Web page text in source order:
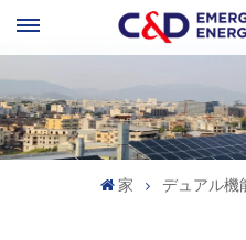
家 デュアル機